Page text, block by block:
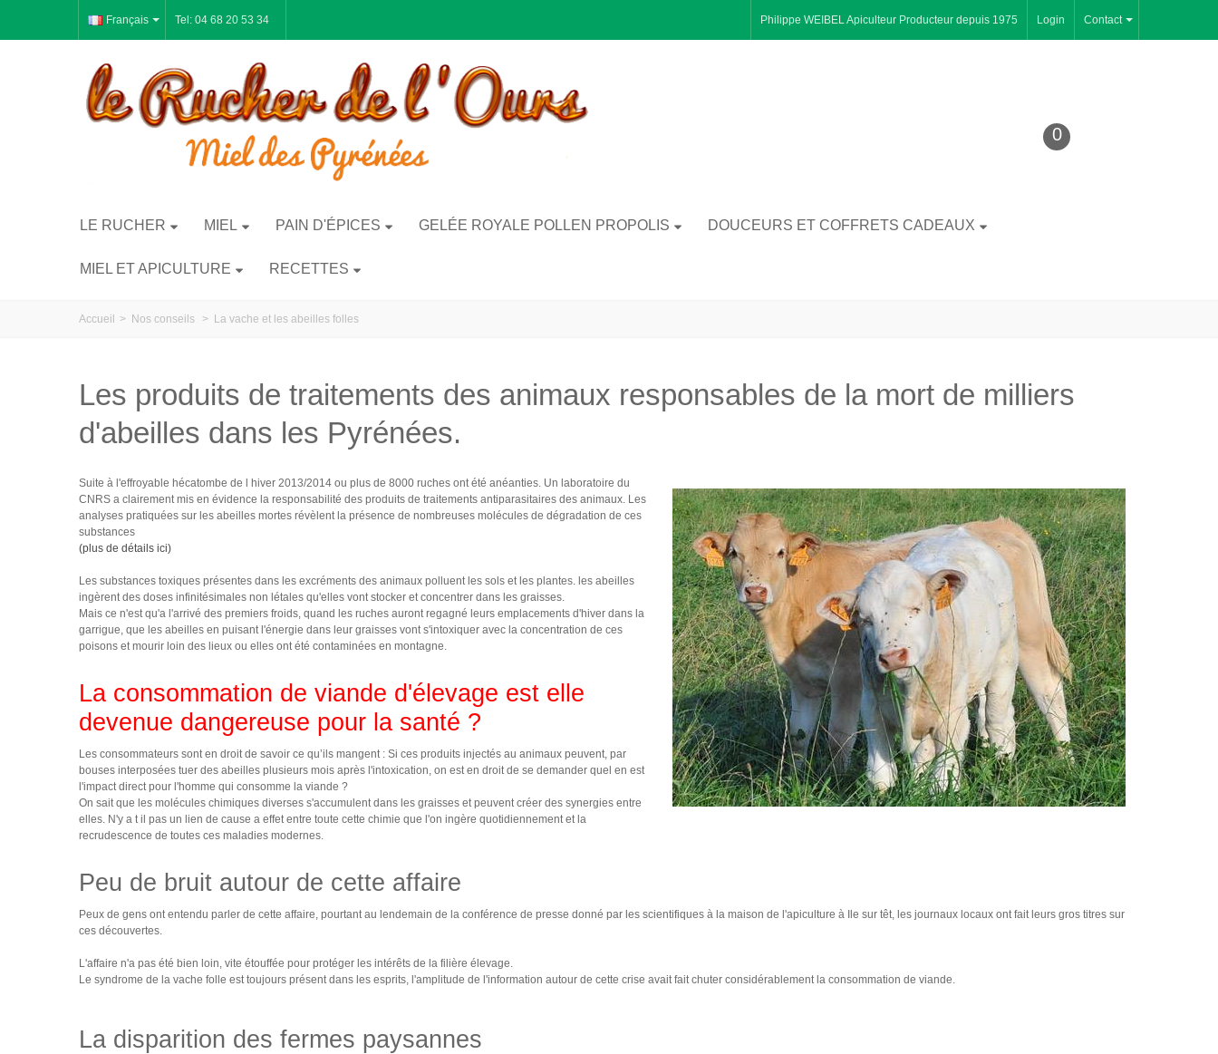
Français Contact
Tel: 04 68 20 53 34 Philippe WEIBEL Apiculteur Producteur depuis 1975 Login
0
LE RUCHER MIEL PAIN D'ÉPICES GELÉE ROYALE POLLEN PROPOLIS DOUCEURS ET COFFRETS CADEAUX
MIEL ET APICULTURE RECETTES
Accueil > Nos conseils > La vache et les abeilles folles
Les produits de traitements des animaux responsables de la mort de milliers
d'abeilles dans les Pyrénées.
Suite à l'effroyable hécatombe de l hiver 2013/2014 ou plus de 8000 ruches ont été anéanties. Un laboratoire du
CNRS a clairement mis en évidence la responsabilité des produits de traitements antiparasitaires des animaux. Les
analyses pratiquées sur les abeilles mortes révèlent la présence de nombreuses molécules de dégradation de ces
substances
(plus de détails ici)
Les substances toxiques présentes dans les excréments des animaux polluent les sols et les plantes. les abeilles
ingèrent des doses infinitésimales non létales qu'elles vont stocker et concentrer dans les graisses.
Mais ce n'est qu'a l'arrivé des premiers froids, quand les ruches auront regagné leurs emplacements d'hiver dans la
garrigue, que les abeilles en puisant l'énergie dans leur graisses vont s'intoxiquer avec la concentration de ces
poisons et mourir loin des lieux ou elles ont été contaminées en montagne.
La consommation de viande d'élevage est elle
devenue dangereuse pour la santé ?
Les consommateurs sont en droit de savoir ce qu’ils mangent : Si ces produits injectés au animaux peuvent, par
bouses interposées tuer des abeilles plusieurs mois après l'intoxication, on est en droit de se demander quel en est
l'impact direct pour l'homme qui consomme la viande ?
On sait que les molécules chimiques diverses s'accumulent dans les graisses et peuvent créer des synergies entre
elles. N'y a t il pas un lien de cause a effet entre toute cette chimie que l'on ingère quotidiennement et la
recrudescence de toutes ces maladies modernes.
Peu de bruit autour de cette affaire
Peux de gens ont entendu parler de cette affaire, pourtant au lendemain de la conférence de presse donné par les scientifiques à la maison de l'apiculture à Ile sur têt, les journaux locaux ont fait leurs gros titres sur
ces découvertes.
L'affaire n'a pas été bien loin, vite étouffée pour protéger les intérêts de la filière élevage.
Le syndrome de la vache folle est toujours présent dans les esprits, l'amplitude de l'information autour de cette crise avait fait chuter considérablement la consommation de viande.
La disparition des fermes paysannes